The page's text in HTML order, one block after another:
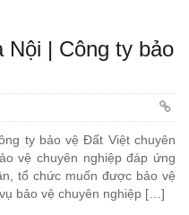
Nội | Công ty bảo
ty bảo vệ Đất Việt chuyên
vệ chuyên nghiệp đáp ứng
tổ chức muốn được bảo vệ
bảo vệ chuyên nghiệp […]